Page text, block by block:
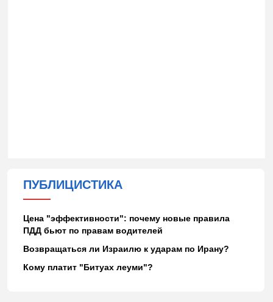
ПУБЛИЦИСТИКА
Цена "эффективности": почему новые правила
ПДД бьют по правам водителей
Возвращаться ли Израилю к ударам по Ирану?
Кому платит "Битуах леуми"?